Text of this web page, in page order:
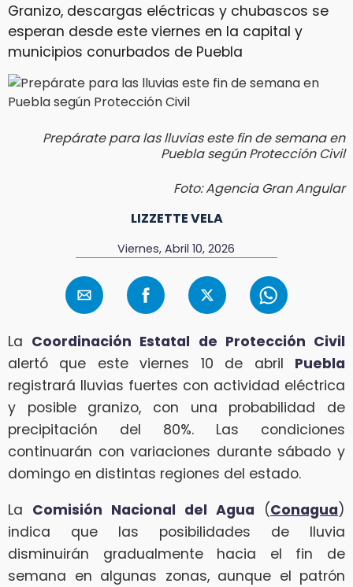
Granizo, descargas eléctricas y chubascos se
esperan desde este viernes en la capital y
municipios conurbados de Puebla
Prepárate para las lluvias este fin de semana en
Puebla según Protección Civil
Foto: Agencia Gran Angular
LIZZETTE VELA
Viernes, Abril 10, 2026
La Coordinación Estatal de Protección Civil
alertó que este viernes 10 de abril Puebla
registrará lluvias fuertes con actividad eléctrica
y posible granizo, con una probabilidad de
precipitación del 80%. Las condiciones
continuarán con variaciones durante sábado y
domingo en distintas regiones del estado.
La Comisión Nacional del Agua (Conagua)
indica que las posibilidades de lluvia
disminuirán gradualmente hacia el fin de
semana en algunas zonas, aunque el patrón